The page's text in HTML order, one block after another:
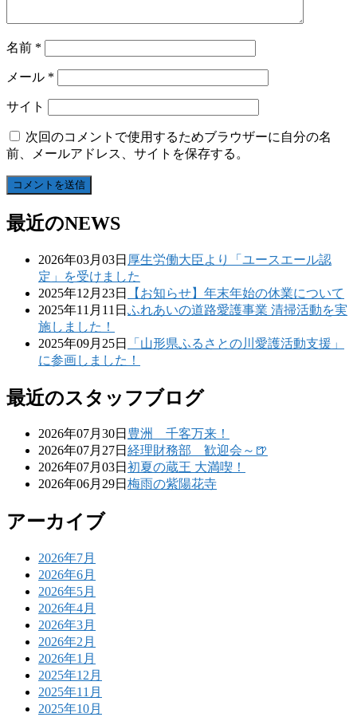
名前 *
メール *
サイト
次回のコメントで使用するためブラウザーに自分の名
前、メールアドレス、サイトを保存する。
最近のNEWS
2026年03月03日 厚生労働大臣より「ユースエール認
定」を受けました
2025年12月23日
【お知らせ】年末年始の休業について
2025年11月11日 ふれあいの道路愛護事業 清掃活動を実
施しました！
2025年09月25日
「山形県ふるさとの川愛護活動支援」
に参画しました！
最近のスタッフブログ
2026年07月30日 豊洲 千客万来！
2026年07月27日 経理財務部 歓迎会～🍺
2026年07月03日 初夏の蔵王 大満喫！
2026年06月29日 梅雨の紫陽花寺
アーカイブ
2026年7月
2026年6月
2026年5月
2026年4月
2026年3月
2026年2月
2026年1月
2025年12月
2025年11月
2025年10月